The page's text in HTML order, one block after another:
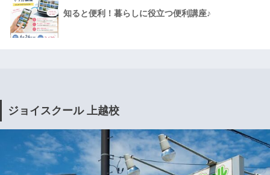
知ると便利！暮らしに役立つ便利講座♪
ジョイスクール 上越校